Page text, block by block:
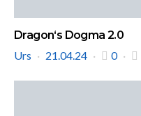
Dragon‘s Dogma 2.0
Urs
21.04.24 0